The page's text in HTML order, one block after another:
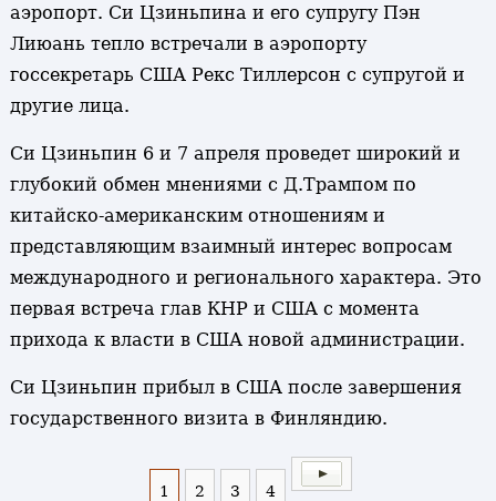
аэропорт. Си Цзиньпина и его супругу Пэн
Лиюань тепло встречали в аэропорту
госсекретарь США Рекс Тиллерсон с супругой и
другие лица.
Си Цзиньпин 6 и 7 апреля проведет широкий и
глубокий обмен мнениями с Д.Трампом по
китайско-американским отношениям и
представляющим взаимный интерес вопросам
международного и регионального характера. Это
первая встреча глав КНР и США с момента
прихода к власти в США новой администрации.
Си Цзиньпин прибыл в США после завершения
государственного визита в Финляндию.
1 2 3 4